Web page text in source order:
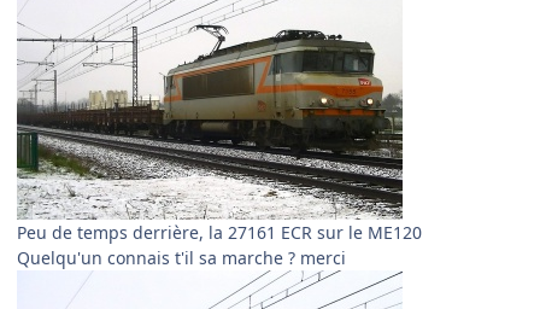
Peu de temps derrière, la 27161 ECR sur le ME120
Quelqu'un connais t'il sa marche ? merci